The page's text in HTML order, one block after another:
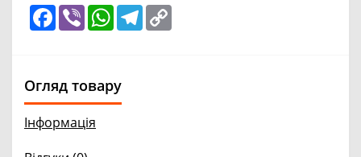
Facebook
Viber WhatsApp
Telegram
Огляд товару
Інформація